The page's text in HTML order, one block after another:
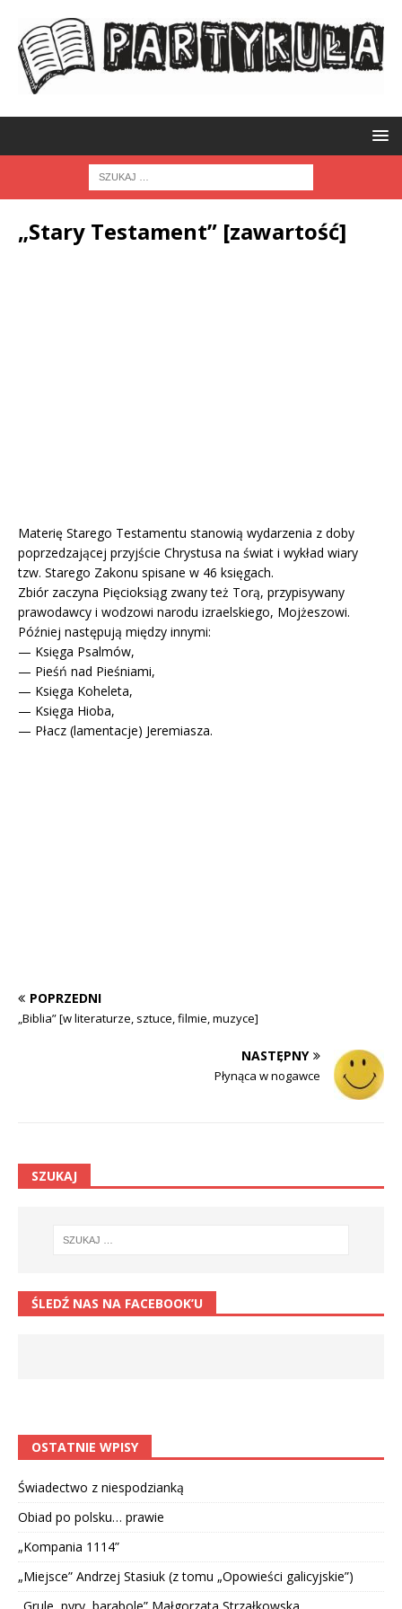
„Stary Testament” [zawartość]
Materię Starego Testamentu stanowią wydarzenia z doby
poprzedzającej przyjście Chrystusa na świat i wykład wiary
tzw. Starego Zakonu spisane w 46 księgach.
Zbiór zaczyna Pięcioksiąg zwany też Torą, przypisywany
prawodawcy i wodzowi narodu izraelskiego, Mojżeszowi.
Później następują między innymi:
— Księga Psalmów,
— Pieśń nad Pieśniami,
— Księga Koheleta,
— Księga Hioba,
— Płacz (lamentacje) Jeremiasza.
POPRZEDNI
„Biblia” [w literaturze, sztuce, filmie, muzyce]
NASTĘPNY
Płynąca w nogawce
SZUKAJ
ŚLEDŹ NAS NA FACEBOOK’U
OSTATNIE WPISY
Świadectwo z niespodzianką
Obiad po polsku… prawie
„Kompania 1114”
„Miejsce” Andrzej Stasiuk (z tomu „Opowieści galicyjskie”)